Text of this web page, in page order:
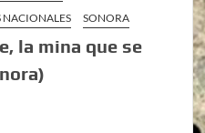
NACIONALES SONORA
la mina que se